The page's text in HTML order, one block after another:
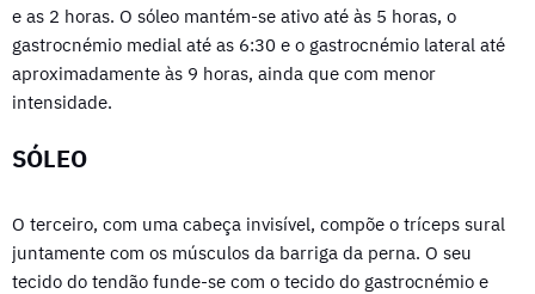
e as 2 horas. O sóleo mantém-se ativo até às 5 horas, o
gastrocnémio medial até as 6:30 e o gastrocnémio lateral até
aproximadamente às 9 horas, ainda que com menor
intensidade.
SÓLEO
O terceiro, com uma cabeça invisível, compõe o tríceps sural
juntamente com os músculos da barriga da perna. O seu
tecido do tendão funde-se com o tecido do gastrocnémio e